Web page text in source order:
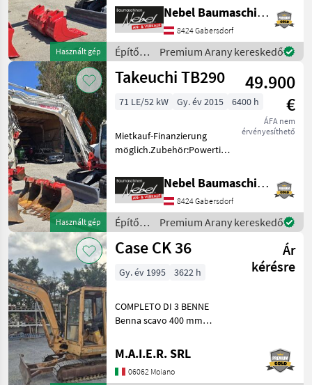
Használt gép
900mm, 1Böschungslöffel
1500mm.Hydraulikpumpe
vor 1000Std.erneuert.
Üzemanyag: Építőgépek
Mini kotr
Nebel Baumaschinen
8424 Gabersdorf
Építőgépek
/
Takeuchi
Premium Arany kereskedő
Használt gép
Takeuchi TB290
49.900
€
ÁFA nem
érvényesíthető
71 LE/52 kW Gy. év 2015 6400 h
Mietkauf-Finanzierung
möglich.Zubehör:Powertilt-
600mm 900mm,
1Böschungslöffel 1500mm
Üzemanyag: Építőgépek
Mini kotrógép
Nebel Baumaschinen
8424 Gabersdorf
Építőgépek
/
Takeuchi
Premium Arany kereskedő
Case CK 36
Ár
kérésre
Gy. év 1995 3622 h
COMPLETO DI 3 BENNE
Benna scavo 400 mm
Benna liscia 1400 mm
Építőgépek Mini kotrógép
M.A.I.E.R. SRL
06062 Moiano